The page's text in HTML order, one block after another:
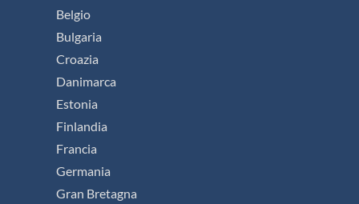
Belgio
Bulgaria
Croazia
Danimarca
Estonia
Finlandia
Francia
Germania
Gran Bretagna